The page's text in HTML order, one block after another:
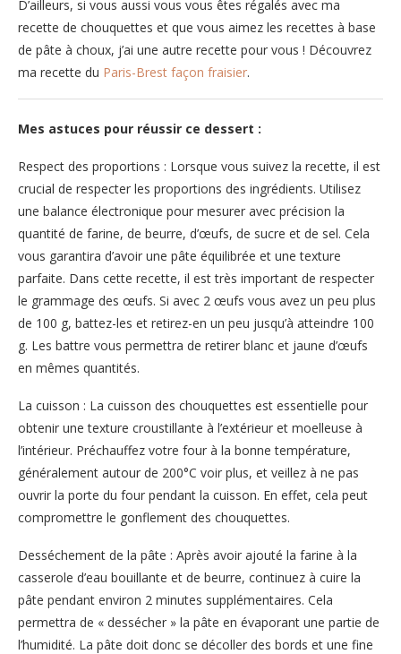
D’ailleurs, si vous aussi vous vous êtes régalés avec ma
recette de chouquettes et que vous aimez les recettes à base
de pâte à choux, j’ai une autre recette pour vous ! Découvrez
ma recette du Paris-Brest façon fraisier.
Mes astuces pour réussir ce dessert :
Respect des proportions : Lorsque vous suivez la recette, il est
crucial de respecter les proportions des ingrédients. Utilisez
une balance électronique pour mesurer avec précision la
quantité de farine, de beurre, d’œufs, de sucre et de sel. Cela
vous garantira d’avoir une pâte équilibrée et une texture
parfaite. Dans cette recette, il est très important de respecter
le grammage des œufs. Si avec 2 œufs vous avez un peu plus
de 100 g, battez-les et retirez-en un peu jusqu’à atteindre 100
g. Les battre vous permettra de retirer blanc et jaune d’œufs
en mêmes quantités.
La cuisson : La cuisson des chouquettes est essentielle pour
obtenir une texture croustillante à l’extérieur et moelleuse à
l’intérieur. Préchauffez votre four à la bonne température,
généralement autour de 200°C voir plus, et veillez à ne pas
ouvrir la porte du four pendant la cuisson. En effet, cela peut
compromettre le gonflement des chouquettes.
Desséchement de la pâte : Après avoir ajouté la farine à la
casserole d’eau bouillante et de beurre, continuez à cuire la
pâte pendant environ 2 minutes supplémentaires. Cela
permettra de « dessécher » la pâte en évaporant une partie de
l’humidité. La pâte doit donc se décoller des bords et une fine